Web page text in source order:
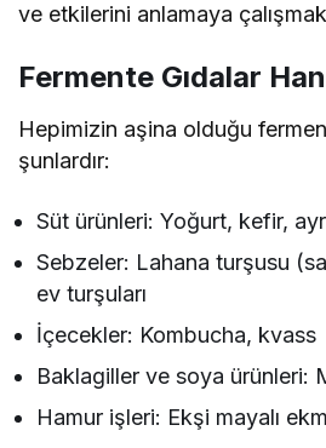
ve etkilerini anlamaya
Fermente Gıdalar
Hepimizin aşina olduğu
şunlardır:
Süt ürünleri: Yoğurt, kefir,
Sebzeler: Lahana turşusu
ev turşuları
İçecekler: Kombucha, kvass
Baklagiller ve soya ürünleri:
Hamur işleri: Ekşi mayalı